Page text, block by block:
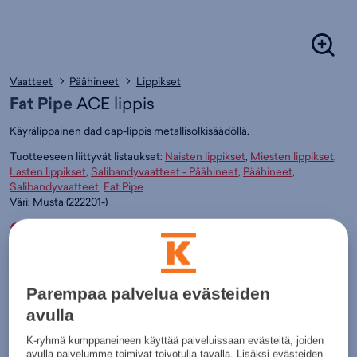
Vaatteet Päähineet Lippikset
Fat Pipe ACE lippis
Käyrälippainen dad cap-lippis metallisolkisäädöllä.
Tuotteeseen liittyvät listaukset: Naisten lippikset, Miesten lippikset,
Lasten lippikset, Salibandyvaatteet - Päähineet, Päähineet,
Salibandyvaatteet, Fat Pipe
Väri: Musta (222201-)
24,95€
Musta
Parempaa palvelua evästeiden
avulla
K-ryhmä kumppaneineen käyttää palveluissaan evästeitä, joiden
avulla palvelumme toimivat toivotulla tavalla. Lisäksi evästeiden